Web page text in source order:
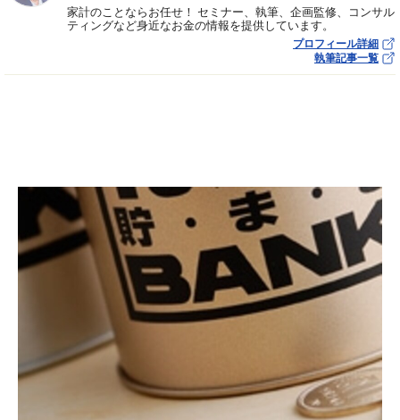
家計のことならお任せ！ セミナー、執筆、企画監修、コンサル
ティングなど身近なお金の情報を提供しています。
プロフィール詳細
執筆記事一覧